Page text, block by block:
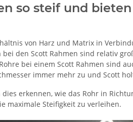
so steif und
von Harz und Matrix in
den Scott Rahmen sind relativ
bei einem Scott Rahmen sind
immer mehr zu und Scott
erkennen, wie das Rohr in
maximale Steifigkeit zu verleihen.